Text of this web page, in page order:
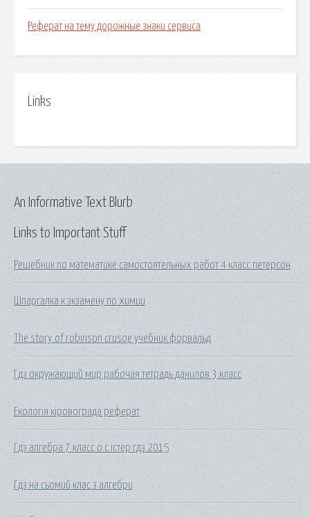
Реферат на тему дорожные знаки сервиса
Links
Links to Important Stuff
Решебник по математике самостоятельных работ 4 класс петерсон
Шпаргалка к экзамену по химии
The story of robinson crusoe учебник форвальд
Гдз окружающий мир рабочая тетрадь данилов 3 класс
Екологія кіровограда реферат
Гдз алгебра 7 класс о.с істер гдз 2015
Гдз на сьомий клас з алгебри
An Informative Text Blurb